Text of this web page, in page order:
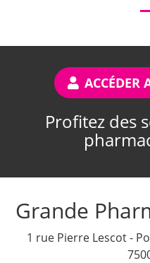
ACCÉDER
Profitez des
Grande
1 rue Pierre Lescot -